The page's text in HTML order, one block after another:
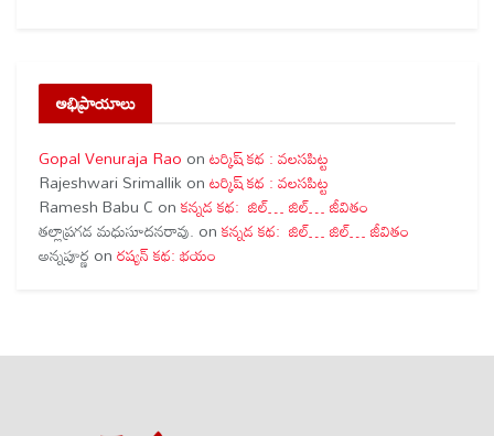
అభిప్రాయాలు
Gopal Venuraja Rao onటర్కిష్ కథ : వలసపిట్ట
Rajeshwari Srimallik onటర్కిష్ కథ : వలసపిట్ట
Ramesh Babu C onకన్నడ కథ: జిల్… జిల్… జీవితం
తల్లాప్రగడ మధుసూదనరావు. onకన్నడ కథ: జిల్… జిల్… జీవితం
అన్నపూర్ణ onరష్యన్ కథ: భయం